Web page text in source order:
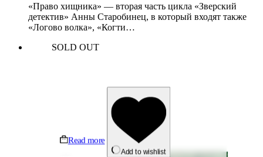
«Право хищника» — вторая часть цикла «Зверский
детектив» Анны Старобинец, в который входят также
«Логово волка», «Когти…
SOLD OUT
Read more
Add to wishlist